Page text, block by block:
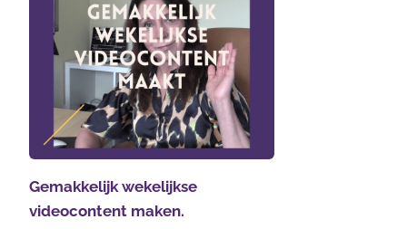
Gemakkelijk wekelijkse
videocontent maken.